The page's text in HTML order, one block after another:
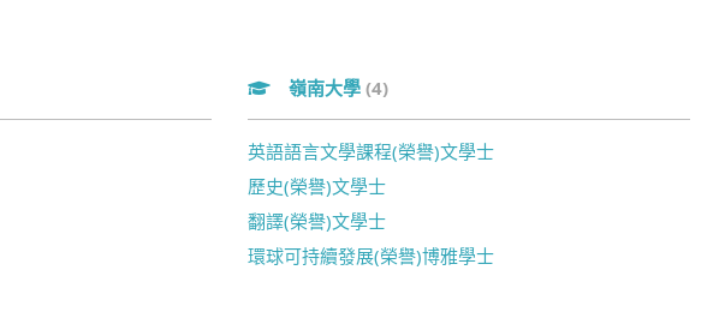
嶺南大學 (4)
英語語言文學課程(榮譽)文學士
歷史(榮譽)文學士
翻譯(榮譽)文學士
環球可持續發展(榮譽)博雅學士